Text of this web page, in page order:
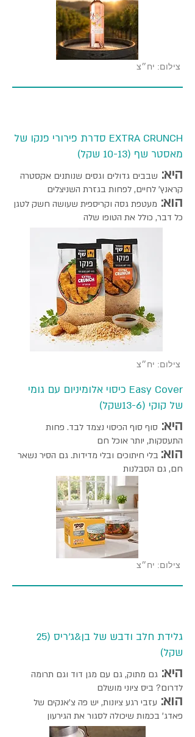
צילום: יח״צ
EXTRA CRUNCH סדרת פירורי פנקו של
מאסטר שף (10-13 שקל)
היא: שבבים גדולים וגסים שנותנים אקסטרה
קראנץ' לחיים, לפחות בגזרת השניצלים
הוא: מעטפת גסה וקריספית שעושה חשק לטגן
כל דבר, כולל את הטופו שלה
צילום: יח״צ
Easy Cover כיסוי אלומיניום עם גומי
של קוקי (13-6שקל)
היא: סוף סוף הכיסוי נצמד לבד. פחות
התעסקות, יותר אוכל חם
הוא: בלי חיתוכים ובלי מדידות. גם הסיר נשאר
חם, גם הסבלנות
צילום: יח״צ
גלידת חלב ודבש של בן&ג'ריס (25
שקל)
היא: גם מתוק, גם עם מגן דוד וגם תרומה
לדרום? ביס ציוני מושלם
הוא: עזבי רגע ציונות, יש פה צ'אנקים של
פאדג' בכמות שיכולה לסגור את הגירעון